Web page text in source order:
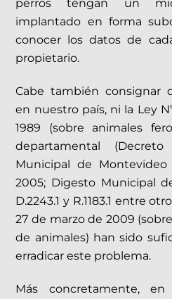
perros tengan un
implantado en forma
conocer los datos de
propietario.
Cabe también consignar
en nuestro país, ni la Ley
1989 (sobre animales
departamental
Municipal de
2005; Digesto Municipal
D.2243.1 y R.1183.1 entre
27 de marzo de 2009
de animales) han sido
erradicar este problema.
Más concretamente,